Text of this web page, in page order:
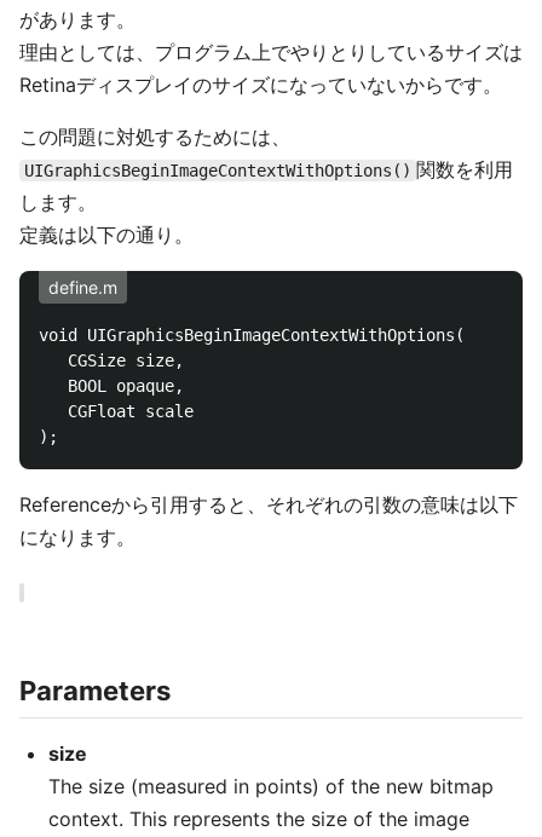
があります。
理由としては、プログラム上でやりとりしているサイズは
Retinaディスプレイのサイズになっていないからです。
この問題に対処するためには、
UIGraphicsBeginImageContextWithOptions() 関数を利用
します。
定義は以下の通り。
define.m
void UIGraphicsBeginImageContextWithOptions(
   CGSize size,
   BOOL opaque,
   CGFloat scale
Referenceから引用すると、それぞれの引数の意味は以下
になります。
Parameters
size
The size (measured in points) of the new bitmap
context. This represents the size of the image